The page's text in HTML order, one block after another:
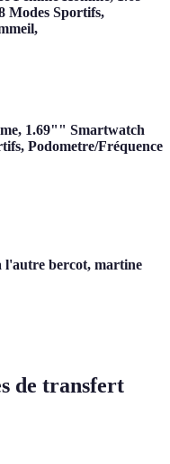
Modes Sportifs,
1.69"" Smartwatch
Podometre/Fréquence
l'autre bercot, martine
de transfert